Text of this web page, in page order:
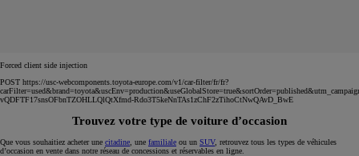
Forced client side injection
POST https://usc-webcomponents.toyota-europe.com/v1/car-filter/fr/fr?
vQDFTF17snsOFbnTZOHLLQlQtXfmd-Rdo3T5keNnTAs1zChF2zTihoCtNwQAvD_BwE
Trouvez votre type de voiture d’occasion
Que vous souhaitiez acheter une citadine , une familiale ou un SUV, retrouvez tous les types de véhicules
d’occasion en vente dans notre réseau de concessions et réservables en ligne.